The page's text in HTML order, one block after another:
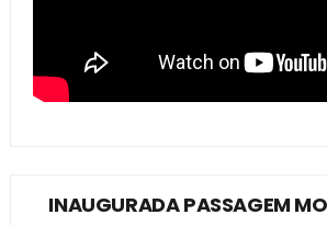
INAUGURADA PASSAGEM